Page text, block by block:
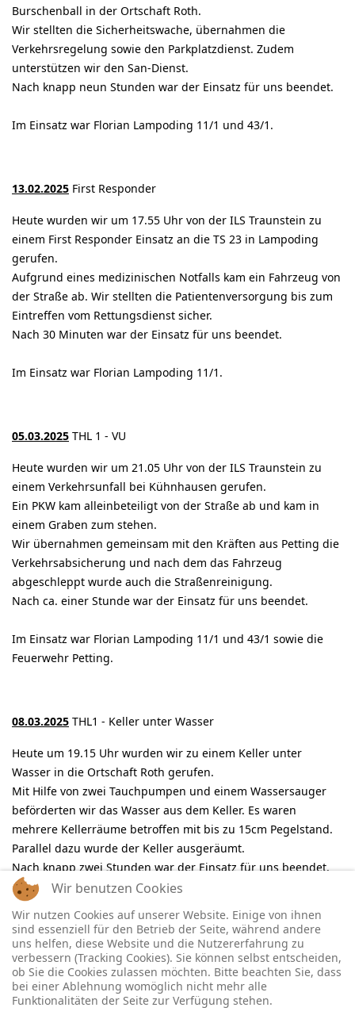
Burschenball in der Ortschaft Roth.
Wir stellten die Sicherheitswache, übernahmen die
Verkehrsregelung sowie den Parkplatzdienst. Zudem
unterstützen wir den San-Dienst.
Nach knapp neun Stunden war der Einsatz für uns beendet.
Im Einsatz war Florian Lampoding 11/1 und 43/1.
13.02.2025 First Responder
Heute wurden wir um 17.55 Uhr von der ILS Traunstein zu
einem First Responder Einsatz an die TS 23 in Lampoding
gerufen.
Aufgrund eines medizinischen Notfalls kam ein Fahrzeug von
der Straße ab. Wir stellten die Patientenversorgung bis zum
Eintreffen vom Rettungsdienst sicher.
Nach 30 Minuten war der Einsatz für uns beendet.
Im Einsatz war Florian Lampoding 11/1.
05.03.2025 THL 1 - VU
Heute wurden wir um 21.05 Uhr von der ILS Traunstein zu
einem Verkehrsunfall bei Kühnhausen gerufen.
Ein PKW kam alleinbeteiligt von der Straße ab und kam in
einem Graben zum stehen.
Wir übernahmen gemeinsam mit den Kräften aus Petting die
Verkehrsabsicherung und nach dem das Fahrzeug
abgeschleppt wurde auch die Straßenreinigung.
Nach ca. einer Stunde war der Einsatz für uns beendet.
Im Einsatz war Florian Lampoding 11/1 und 43/1 sowie die
Feuerwehr Petting.
08.03.2025 THL1 - Keller unter Wasser
Heute um 19.15 Uhr wurden wir zu einem Keller unter
Wasser in die Ortschaft Roth gerufen.
Mit Hilfe von zwei Tauchpumpen und einem Wassersauger
beförderten wir das Wasser aus dem Keller. Es waren
mehrere Kellerräume betroffen mit bis zu 15cm Pegelstand.
Parallel dazu wurde der Keller ausgeräumt.
Nach knapp zwei Stunden war der Einsatz für uns beendet.
Im Einsatz war Florian Lampoding 11/1 und 43/1.
Wir benutzen Cookies
Wir nutzen Cookies auf unserer Website. Einige von ihnen
sind essenziell für den Betrieb der Seite, während andere
uns helfen, diese Website und die Nutzererfahrung zu
verbessern (Tracking Cookies). Sie können selbst entscheiden,
ob Sie die Cookies zulassen möchten. Bitte beachten Sie, dass
bei einer Ablehnung womöglich nicht mehr alle
Funktionalitäten der Seite zur Verfügung stehen.